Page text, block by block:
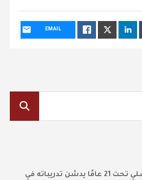
EMAIL
الفيصلي تحت 21 عامًا يدشن تدريباته في